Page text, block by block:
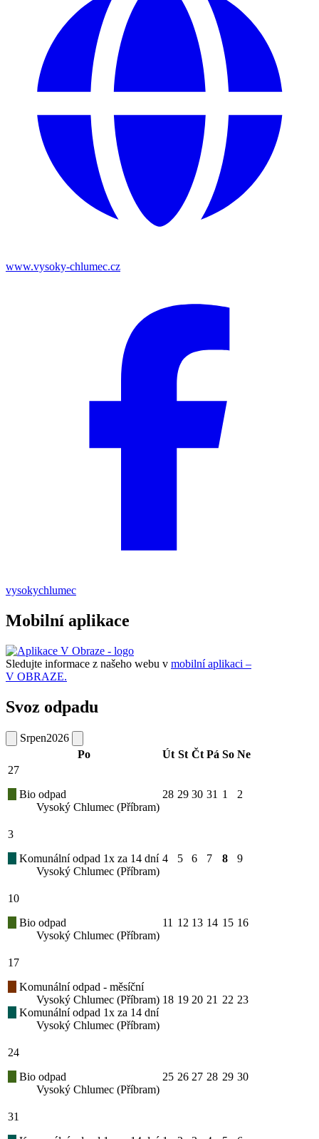
www.vysoky-chlumec.cz
vysokychlumec
Mobilní aplikace
Sledujte informace z našeho webu v mobilní aplikaci –
V OBRAZE.
Svoz odpadu
Srpen2026
Po
Út St Čt Pá So Ne
27
Bio odpad
Vysoký Chlumec (Příbram)
28 29 30 31 1 2
3
Komunální odpad 1x za 14 dní
Vysoký Chlumec (Příbram)
4 5 6 7 8 9
10
Bio odpad
Vysoký Chlumec (Příbram)
11 12 13 14 15 16
17
Komunální odpad - měsíční
Vysoký Chlumec (Příbram)
Komunální odpad 1x za 14 dní
Vysoký Chlumec (Příbram)
18 19 20 21 22 23
24
Bio odpad
Vysoký Chlumec (Příbram)
25 26 27 28 29 30
31